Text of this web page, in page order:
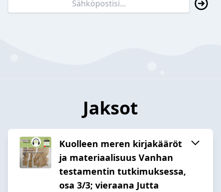
Jaksot
Kuolleen meren kirjakääröt
ja materiaalisuus Vanhan
testamentin tutkimuksessa,
osa 3/3; vieraana Jutta